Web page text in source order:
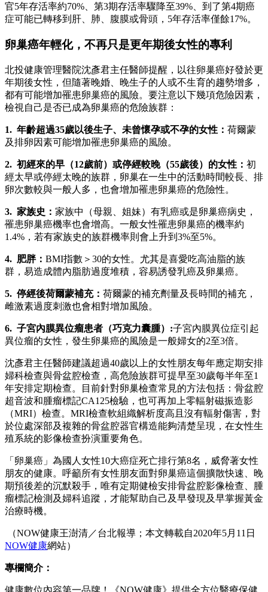
官5年存活率約70%、第3期存活率驟降至39%、到了第4期癌
症可能已轉移到肝、肺、腹膜或骨頭，5年存活率僅餘17%。
卵巢癌年輕化，不再只是更年期後女性的專利
北投健康管理醫院沈彥君主任醫師提醒，以往卵巢癌好發於更
年期後女性，但隨著晚婚、晚生子的人或不生育的趨勢增多，
都有可能增加罹患卵巢癌的風險。要注意以下幾項危險因素，
檢視自己是否已成為卵巢癌的危險族群：
1. 年齡超過35歲以後生子、未曾懷孕或不孕的女性： 荷爾蒙
及排卵因素可能增加罹患卵巢癌的風險。
2. 初經來的早（12歲前）或停經較晚（55歲後）的女性： 初
經太早或停經太晚的族群，卵巢在一生中的活動時間較長、排
卵次數較與一般人多，也會增加罹患卵巢癌的危險性。
3. 家族史： 家族中（母親、姐妹）有乳癌或是卵巢癌病史，
罹患卵巢癌機率也會增高。一般女性罹患卵巢癌的機率約
1.4%，若有家族史的族群機率則會上升到3%至5%。
4. 肥胖： BMI指數＞30的女性。尤其是喜愛吃高油脂的族
群，易造成體內脂肪過度堆積，容易誘發乳癌及卵巢癌。
5. 停經後荷爾蒙補充： 荷爾蒙的補充劑量及長時間的補充，
雌激素過度刺激也會相對增加風險。
6. 子宮內膜異位瘤患者（巧克力囊腫）:子宮內膜異位症引起
異位瘤的女性，發生卵巢癌的風險是一般婦女的2至3倍。
沈彥君主任醫師建議超過40歲以上的女性朋友每年應定期安排
婦科檢查與骨盆腔檢查，高危險族群可提早至30歲每半年至1
年安排定期檢查。目前針對卵巢檢查常見的方法包括：骨盆腔
超音波和腫瘤標記CA125檢驗，也可再加上零輻射磁振造影
（MRI）檢查。MRI檢查軟組織解析度高且沒有輻射傷害，對
於位處深部及複雜的骨盆腔器官構造能夠清楚呈現，在女性生
殖系統的影像檢查扮演重要角色。
「卵巢癌」為國人女性10大癌症死亡排行第8名，威脅著女性
朋友的健康。呼籲所有女性朋友面對卵巢癌這個擴散快速、晚
期預後差的沉默殺手，唯有定期健檢安排骨盆腔影像檢查、腫
瘤標記檢測及婦科追蹤，才能幫助自己及早發現及早掌握黃金
治療時機。
（NOW健康王澍清／台北報導；本文轉載自2020年5月11日
NOW健康網站）
專欄簡介：
健康數位內容第一品牌！《NOW健康》提供全方位醫療保健